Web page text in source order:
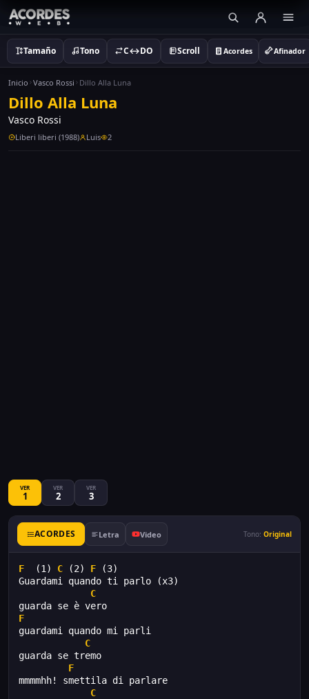
Tamaño Tono C↔DO Scroll Acordes Afinador
Inicio Vasco Rossi Dillo Alla Luna
Dillo Alla Luna
Vasco Rossi
Liberi liberi (1988) Luis 2
VER
1
VER
2
VER
3
ACORDES Letra Video Tono: Original
F (1) C (2) F (3)
Guardami quando ti parlo (x3)
C
guarda se è vero
F
guardami quando mi parli
C
guarda se tremo
F
mmmmhh! smettila di parlare
C